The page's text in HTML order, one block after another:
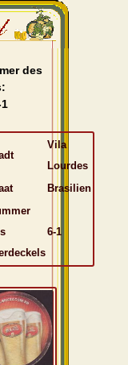
des
Vila
Lourdes
Brasilien
6-1